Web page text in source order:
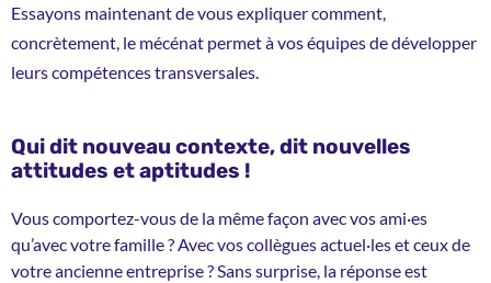
Essayons maintenant de vous expliquer comment,
concrètement, le mécénat permet à vos équipes de développer
leurs compétences transversales.
Qui dit nouveau contexte, dit nouvelles
attitudes et aptitudes !
Vous comportez-vous de la même façon avec vos ami·es
qu’avec votre famille ? Avec vos collègues actuel·les et ceux de
votre ancienne entreprise ? Sans surprise, la réponse est